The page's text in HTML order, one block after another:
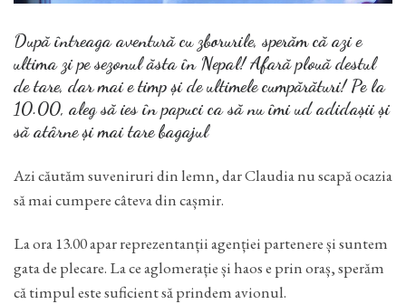
După întreaga aventură cu zborurile, sperăm că azi e
ultima zi pe sezonul ăsta în Nepal! Afară plouă destul
de tare, dar mai e timp și de ultimele cumpărături! Pe la
10.00, aleg să ies în papuci ca să nu îmi ud adidașii și
să atârne și mai tare bagajul
Azi căutăm suveniruri din lemn, dar Claudia nu scapă ocazia
să mai cumpere câteva din cașmir.
La ora 13.00 apar reprezentanții agenției partenere și suntem
gata de plecare. La ce aglomerație și haos e prin oraș, sperăm
că timpul este suficient să prindem avionul.